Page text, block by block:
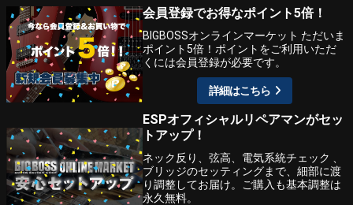
会員登録でお得なポイント5倍！
BIGBOSSオンラインマーケット ただいま
ポイント5倍！ポイントをご利用いただ
くには会員登録が必要です。
詳細はこちら
ESPオフィシャルリペアマンがセッ
トアップ！
ネック反り、弦高、電気系統チェック 、
ブリッジのセッティングまで、細部に渡
り調整してお届け。ご購入も基本調整は
永久無料。